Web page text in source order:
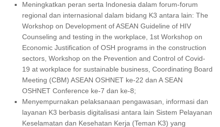
Meningkatkan peran serta Indonesia dalam forum­-forum
regional dan internasional dalam bidang K3 antara lain: The
Workshop on Development of ASEAN Guideline of HIV
Counseling and testing in the workplace, 1st Workshop on
Economic Justification of OSH programs in the construction
sectors, Workshop on the Prevention and Control of Covid-
19 at workplace for sustainable business, Coordinating Board
Meeting (CBM) ASEAN OSHNET ke-22 dan A SEAN
OSHNET Conference ke-7 dan ke-8;
Menyempurnakan pelaksanaan pengawasan, informasi dan
layanan K3 berbasis digitalisasi antara lain Sistem Pelayanan
Keselamatan dan Kesehatan Kerja (Teman K3) yang